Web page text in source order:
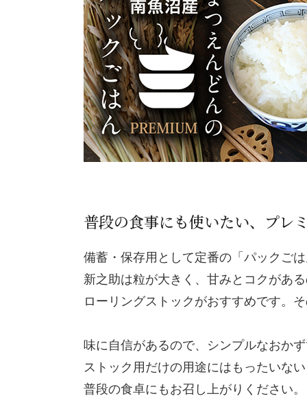
普段の食事にも使いたい、プレ
備蓄・保存用として定番の「パックご
新之助は粒が大きく、甘みとコクがあ
ローリングストックがおすすめです。
味に自信があるので、シンプルなおか
ストック用だけの用途にはもったいな
普段の食卓にもお召し上がりください。